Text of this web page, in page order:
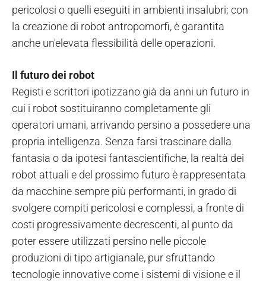
pericolosi o quelli eseguiti in ambienti insalubri; con
la creazione di robot antropomorfi, è garantita
anche un'elevata flessibilità delle operazioni.
Il futuro dei robot
Registi e scrittori ipotizzano già da anni un futuro in
cui i robot sostituiranno completamente gli
operatori umani, arrivando persino a possedere una
propria intelligenza. Senza farsi trascinare dalla
fantasia o da ipotesi fantascientifiche, la realtà dei
robot attuali e del prossimo futuro è rappresentata
da macchine sempre più performanti, in grado di
svolgere compiti pericolosi e complessi, a fronte di
costi progressivamente decrescenti, al punto da
poter essere utilizzati persino nelle piccole
produzioni di tipo artigianale, pur sfruttando
tecnologie innovative come i sistemi di visione e il